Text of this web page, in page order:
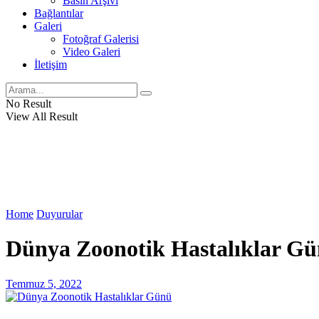
Bağlantılar
Galeri
Fotoğraf Galerisi
Video Galeri
İletişim
No Result
View All Result
Home Duyurular
Dünya Zoonotik Hastalıklar
Temmuz 5, 2022